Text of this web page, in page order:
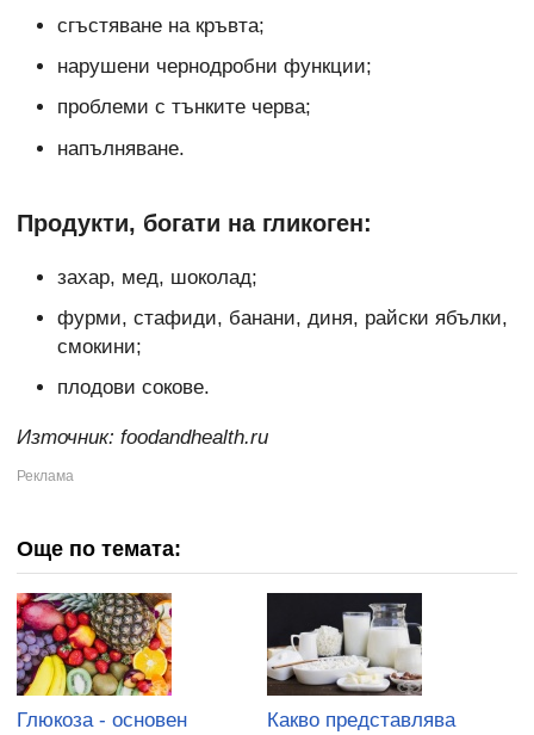
сгъстяване на кръвта;
нарушени чернодробни функции;
проблеми с тънките черва;
напълняване.
Продукти, богати на гликоген:
захар, мед, шоколад;
фурми, стафиди, банани, диня, райски ябълки,
смокини;
плодови сокове.
Източник: foodandhealth.ru
Още по темата:
Глюкоза - основен Какво представлява